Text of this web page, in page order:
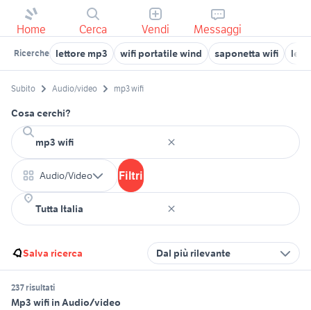
Home Cerca Vendi Messaggi
Ricerche lettore mp3 wifi portatile wind saponetta wifi
Subito Audio/video mp3 wifi
Cosa cerchi?
Audio/Video Filtri
Salva ricerca Dal più rilevante
237 risultati
Mp3 wifi in Audio/video